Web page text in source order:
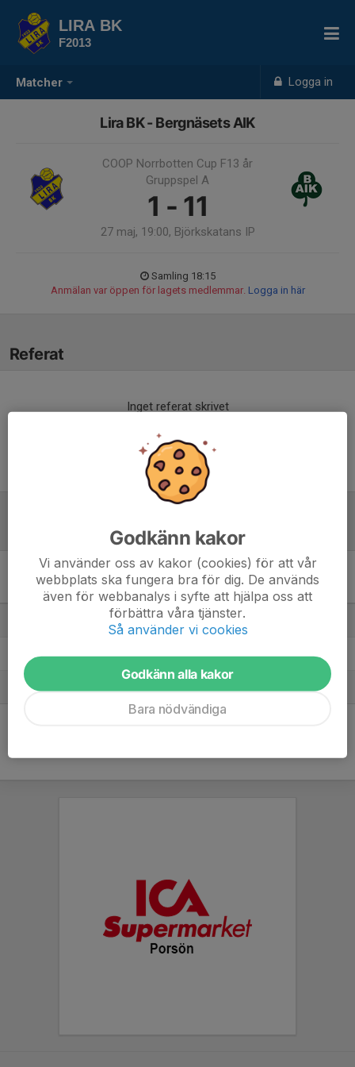
Matcher Logga in
LIRA BK
F2013
Lira BK - Bergnäsets AIK
COOP Norrbotten Cup F13 år
Gruppspel A
1 - 11
27 maj, 19:00, Björkskatans IP
Samling 18:15
Anmälan var öppen för lagets medlemmar. Logga in här
Referat
Inget referat skrivet
COOP Norrbotten Cup F13
år Gruppspel A
M +/-
1. Bergnäsets AIK 2
2. Lira BK 2 -8
3. Luleå SK 2 -6
Godkänn kakor
Vi använder oss av kakor (cookies) för att vår
webbplats ska fungera bra för dig. De används
även för webbanalys i syfte att hjälpa oss att
förbättra våra tjänster.
Så använder vi cookies
Godkänn alla kakor
Bara nödvändiga